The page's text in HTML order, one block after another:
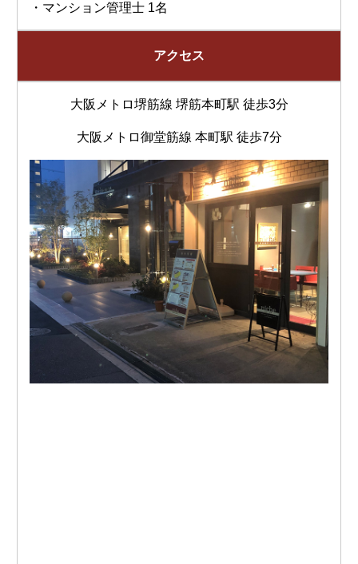
・マンション管理士 1名
アクセス
大阪メトロ堺筋線 堺筋本町駅 徒歩3分
大阪メトロ御堂筋線 本町駅 徒歩7分